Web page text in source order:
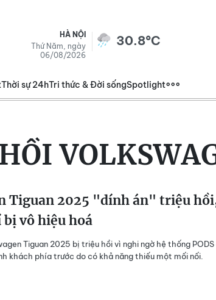
HÀ NỘI
Thứ Năm, ngày
06/08/2026
30.8°C
Thời sự 24hTri thức & Đời sốngSpotlight
Tiguan 2025 "dính án" triệu
vô hiệu hoá
Tiguan 2025 bị triệu hồi vì nghi ngờ hệ thống
khách phía trước do có khả năng thiếu một mối nối.